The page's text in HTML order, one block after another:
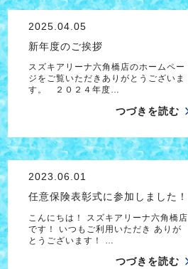
2025.04.05
新年度のご挨拶
スズキアリーナ六角橋店のホームペー
ジをご覧いただきありがとうございま
す。 ２０２４年度…
つづきを読む
2023.06.01
任意保険表彰式に参加しました！
こんにちは！ スズキアリーナ六角橋店
です！ いつもご利用いただき ありが
とうございます！ …
つづきを読む